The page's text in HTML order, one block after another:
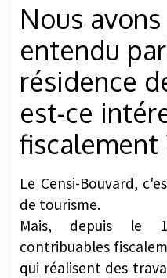
Nous avons
entendu
résidence
est-ce
fiscalement
Le Censi-Bouvard,
de tourisme.
Mais, depuis le
contribuables
qui réalisent des